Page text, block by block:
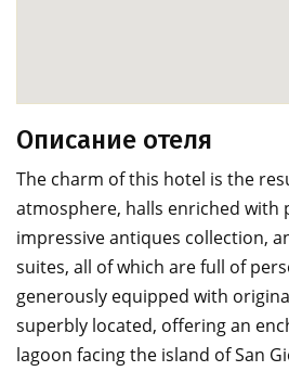
Описание отеля
The charm of this hotel is the
atmosphere, halls enriched with
impressive antiques collection,
suites, all of which are full of
generously equipped with
superbly located, offering an
lagoon facing the island of San